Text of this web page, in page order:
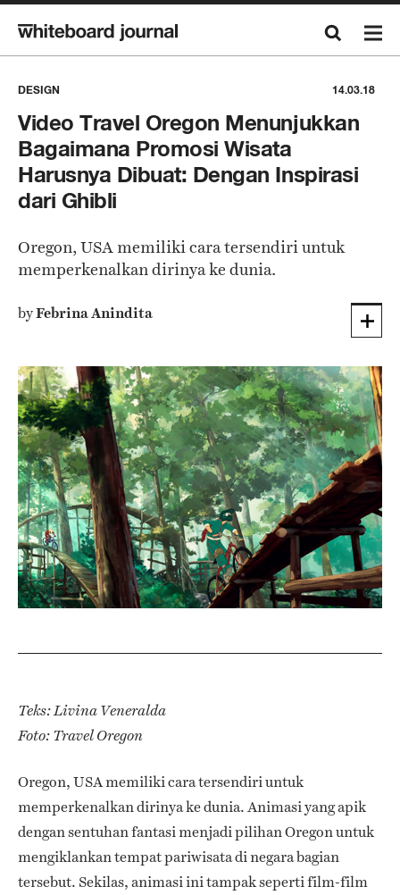
DESIGN 14.03.18
Video Travel Oregon Menunjukkan
Bagaimana Promosi Wisata
Harusnya Dibuat: Dengan Inspirasi
dari Ghibli
Oregon, USA memiliki cara tersendiri untuk
memperkenalkan dirinya ke dunia.
byFebrina Anindita
Teks: Livina Veneralda
Foto: Travel Oregon
Oregon, USA memiliki cara tersendiri untuk
memperkenalkan dirinya ke dunia. Animasi yang apik
dengan sentuhan fantasi menjadi pilihan Oregon untuk
mengiklankan tempat pariwisata di negara bagian
tersebut. Sekilas, animasi ini tampak seperti film-film